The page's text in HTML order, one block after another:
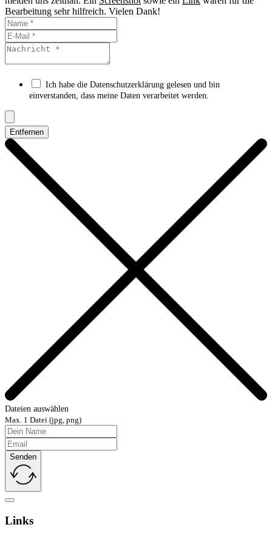
Bearbeitung sehr hilfreich. Vielen Dank!
Ich habe die Datenschutzerklärung gelesen und bin
einverstanden, dass meine Daten verarbeitet werden.
Entfernen
Dateien auswählen
Max. 1 Datei (jpg, png)
Senden
Links